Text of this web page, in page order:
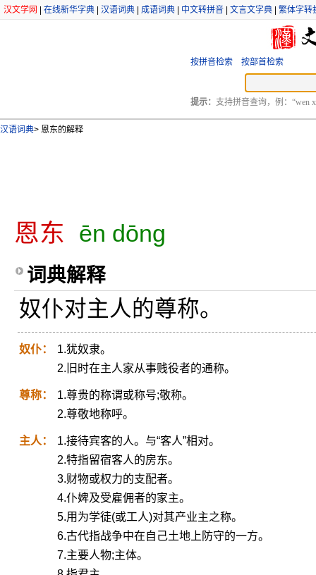
汉文学网 在线新华字典 汉语词典 成语词典 中文转拼音 文言文字典 繁体字转
按拼音检索 按部首检索
提示： 支持拼音查询，例：“wen
汉语词典> 恩东的解释
恩东 ēn dōng
词典解释
奴仆对主人的尊称。
奴仆：
1.犹奴隶。
2.旧时在主人家从事贱役者的通称。
尊称：
1.尊贵的称谓或称号;敬称。
2.尊敬地称呼。
主人：
1.接待宾客的人。与“客人”相对。
2.特指留宿客人的房东。
3.财物或权力的支配者。
4.仆婢及受雇佣者的家主。
5.用为学徒(或工人)对其产业主之称。
6.古代指战争中在自己土地上防守的一方。
7.主要人物;主体。